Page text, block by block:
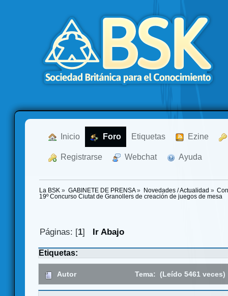
Inicio Foro Etiquetas Ezine
Registrarse Webchat Ayuda
La BSK » GABINETE DE PRENSA» Novedades / Actualidad »
19º Concurso Ciutat de Granollers de creación de juegos de mesa
Páginas: [1] Ir Abajo
Etiquetas:
Autor Tema: (Leído 5461 veces)